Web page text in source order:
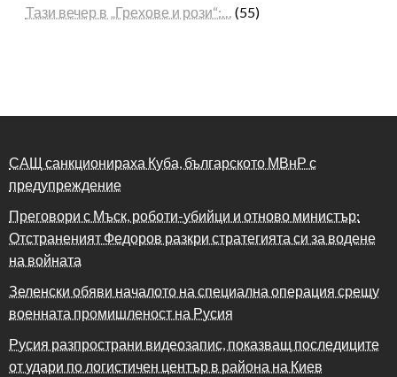
Тази вечер в „Грехове и рози“:… (55)
САЩ санкционираха Куба, българското МВнР с
предупреждение
Преговори с Мъск, роботи-убийци и отново министър:
Отстраненият Федоров разкри стратегията си за водене
на войната
Зеленски обяви началото на специална операция срещу
военната промишленост на Русия
Русия разпространи видеозапис, показващ последиците
от удари по логистичен център в района на Киев